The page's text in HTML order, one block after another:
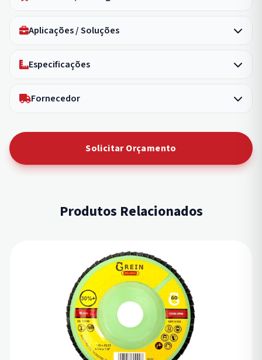
Aplicações / Soluções
Especificações
Fornecedor
Solicitar Orçamento
Produtos Relacionados